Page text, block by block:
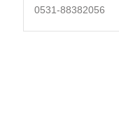
0531-88382056